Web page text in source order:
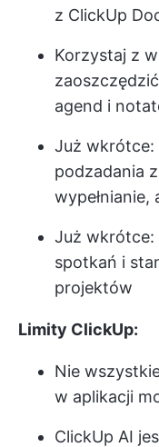
z ClickUp
Korzystaj z
agend i
Już wkrótce:
podzadania
Już wkrótce:
spotkań i
projektów
Limity ClickUp:
Nie
w aplikacji
ClickUp AI